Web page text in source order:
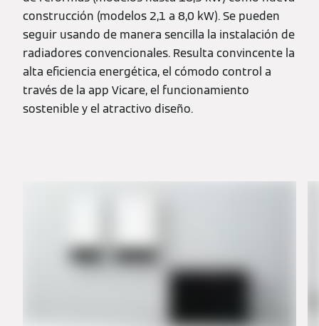
construcción (modelos 2,1 a 8,0 kW). Se pueden
seguir usando de manera sencilla la instalación de
radiadores convencionales. Resulta convincente la
alta eficiencia energética, el cómodo control a
través de la app Vicare, el funcionamiento
sostenible y el atractivo diseño.